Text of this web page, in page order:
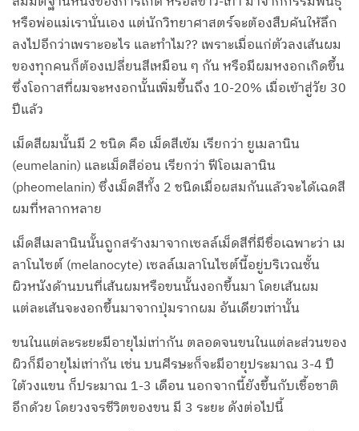
หรือพ่อแม่เรานั่นเอง แต่นักวิทยาศาสตร์จะต้องสืบค้นให้ลึก
ลงไปอีกว่าเพราะอะไร และทำไม?? เพราะเมื่อแก่ตัวลงเส้นผม
ของทุกคนก็ต้องเปลี่ยนสีเหมือน ๆ กัน หรือมีผมหงอกเกิดขึ้น
ซึ่งโอกาสที่ผมจะหงอกนั้นเพิ่มขึ้นถึง 10-20% เมื่อเข้าสู่วัย 30
ปีแล้ว
เม็ดสีผมนั้นมี 2 ชนิด คือ เม็ดสีเข้ม เรียกว่า ยูเมลานิน
(eumelanin) และเม็ดสีอ่อน เรียกว่า ฟีโอเมลานิน
(pheomelanin) ซึ่งเม็ดสีทั้ง 2 ชนิดเมื่อผสมกันแล้วจะได้เฉดสี
ผมที่หลากหลาย
เม็ดสีเมลานินนั้นถูกสร้างมาจากเซลล์เม็ดสีที่มีชื่อเฉพาะว่า เม
ลาโนไซต์ (melanocyte) เซลล์เมลาโนไซต์นี้อยู่บริเวณชั้น
ผิวหนังด้านบนที่เส้นผมหรือขนนั้นงอกขึ้นมา โดยเส้นผม
แต่ละเส้นจะงอกขึ้นมาจากปุ่มรากผม อันเดียวเท่านั้น
ขนในแต่ละระยะมีอายุไม่เท่ากัน ตลอดจนขนในแต่ละส่วนของ
ผิวก็มีอายุไม่เท่ากัน เช่น บนศีรษะก็จะมีอายุประมาณ 3-4 ปี
ใต้วงแขน ก็ประมาณ 1-3 เดือน นอกจากนี้ยังขึ้นกับเชื้อชาติ
อีกด้วย โดยวงจรชีวิตของขน มี 3 ระยะ ดังต่อไปนี้